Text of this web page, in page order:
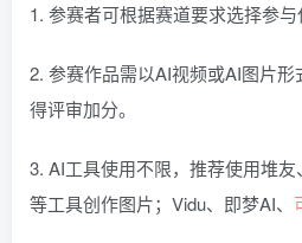
1. 参赛者可根据赛道要求选择参与
2. 参赛作品需以AI视频或AI图片
得评审加分。
3. AI工具使用不限，推荐使用堆
等工具创作图片；Vidu、即梦AI、